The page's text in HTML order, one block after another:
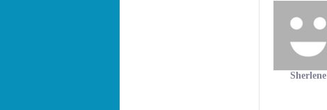
Sherlene